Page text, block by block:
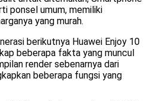
ponsel umum, memiliki
yang murah.
berikutnya Huawei Enjoy 10
beberapa fakta yang muncul
render sebenarnya dari
beberapa fungsi yang